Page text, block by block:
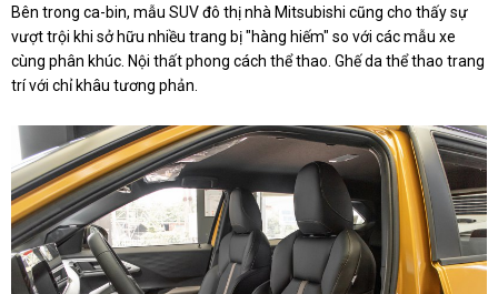
Bên trong ca-bin, mẫu SUV đô thị nhà Mitsubishi cũng cho thấy sự
vượt trội khi sở hữu nhiều trang bị "hàng hiếm" so với các mẫu xe
cùng phân khúc. Nội thất phong cách thể thao. Ghế da thể thao trang
trí với chỉ khâu tương phản.